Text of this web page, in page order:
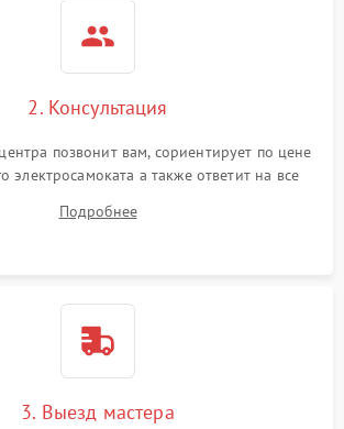
2. Консультация
позвонит вам, сориентирует по цене
электросамоката а также ответит на все
Подробнее
3. Выезд мастера